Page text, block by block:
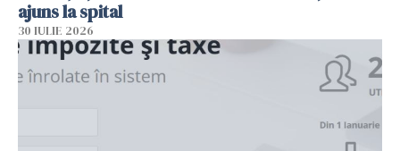
ajuns la spital
30 IULIE 2026